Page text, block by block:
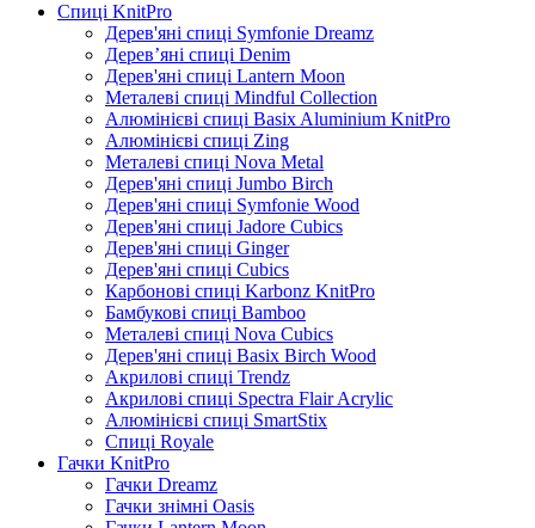
Спиці KnitPro
Дерев'яні спиці Symfonie Dreamz
Дерев’яні спиці Denim
Дерев'яні спиці Lantern Moon
Металеві спиці Mindful Collection
Алюмінієві спиці Basix Aluminium KnitPro
Алюмінієві спиці Zing
Металеві спиці Nova Metal
Дерев'яні спиці Jumbo Birch
Дерев'яні спиці Symfonie Wood
Дерев'яні спиці Jadore Cubics
Дерев'яні спиці Ginger
Дерев'яні спиці Cubics
Карбонові спиці Karbonz KnitPro
Бамбукові спиці Bamboo
Металеві спиці Nova Cubics
Дерев'яні спиці Basix Birch Wood
Акрилові спиці Trendz
Акрилові спиці Spectra Flair Acrylic
Алюмінієві спиці SmartStix
Спиці Royale
Гачки KnitPro
Гачки Dreamz
Гачки знімні Oasis